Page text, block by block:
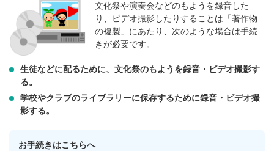
文化祭や演奏会などのもようを録音した
り、ビデオ撮影したりすることは「著作物
の複製」にあたり、次のような場合は手続
きが必要です。
生徒などに配るために、文化祭のもようを録音・ビデオ撮影す
る。
学校やクラブのライブラリーに保存するために録音・ビデオ撮
影する。
お手続きはこちらへ